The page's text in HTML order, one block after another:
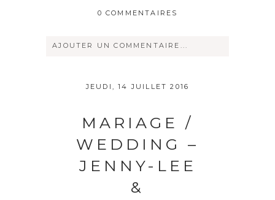
0 COMMENTAIRES
AJOUTER UN COMMENTAIRE...
publique Obligatoire *
JEUDI, 14 JUILLET 2016
MARIAGE /
WEDDING –
JENNY-LEE
&